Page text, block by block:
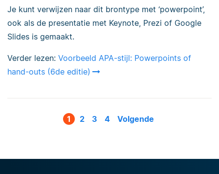
Je kunt verwijzen naar dit brontype met ‘powerpoint’,
ook als de presentatie met Keynote, Prezi of Google
Slides is gemaakt.
Verder lezen: Voorbeeld APA-stijl: Powerpoints of
hand-outs (6de editie)
1 2 3 4 Volgende